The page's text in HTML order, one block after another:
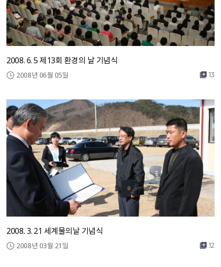
2008. 6. 5 제13회 환경의 날 기념식
2008년 06월 05일 13
2008. 3. 21 세계물의날 기념식
2008년 03월 21일 12